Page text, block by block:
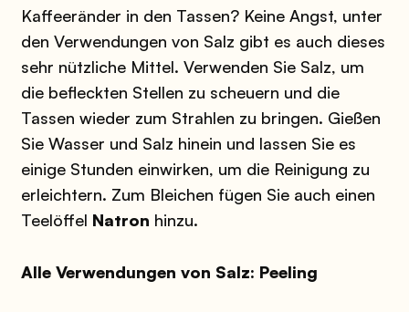
Kaffeeränder in den Tassen? Keine Angst, unter
den Verwendungen von Salz gibt es auch dieses
sehr nützliche Mittel. Verwenden Sie Salz, um
die befleckten Stellen zu scheuern und die
Tassen wieder zum Strahlen zu bringen. Gießen
Sie Wasser und Salz hinein und lassen Sie es
einige Stunden einwirken, um die Reinigung zu
erleichtern. Zum Bleichen fügen Sie auch einen
Teelöffel Natron hinzu.
Alle Verwendungen von Salz: Peeling